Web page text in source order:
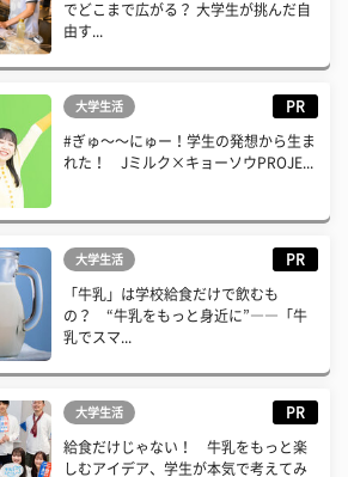
でどこまで広がる？ 大学生が挑んだ自
由す...
大学生活 PR
#ぎゅ〜〜にゅー！学生の発想から生ま
れた！ Jミルク×キョーソウPROJE...
大学生活 PR
「牛乳」は学校給食だけで飲むも
の？ “牛乳をもっと身近に”――「牛
乳でスマ...
大学生活 PR
給食だけじゃない！ 牛乳をもっと楽
しむアイデア、学生が本気で考えてみ